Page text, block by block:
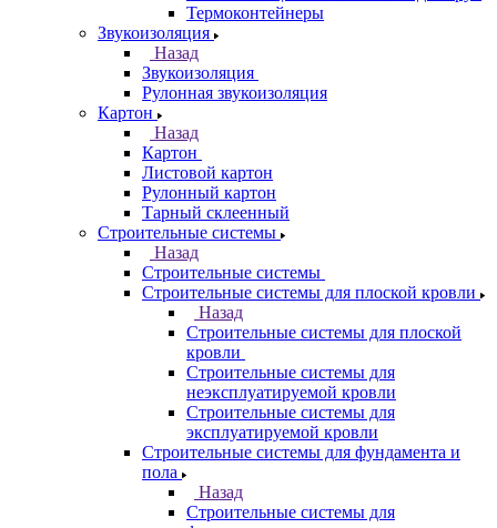
Термоконтейнеры
Звукоизоляция
Назад
Звукоизоляция
Рулонная звукоизоляция
Картон
Назад
Картон
Листовой картон
Рулонный картон
Тарный склеенный
Строительные системы
Назад
Строительные системы
Строительные системы для плоской кровли
Назад
Строительные системы для плоской
кровли
Строительные системы для
неэксплуатируемой кровли
Строительные системы для
эксплуатируемой кровли
Строительные системы для фундамента и
пола
Назад
Строительные системы для